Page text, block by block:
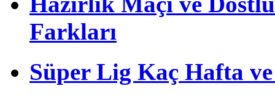
Farkları
Süper Lig Kaç Hafta